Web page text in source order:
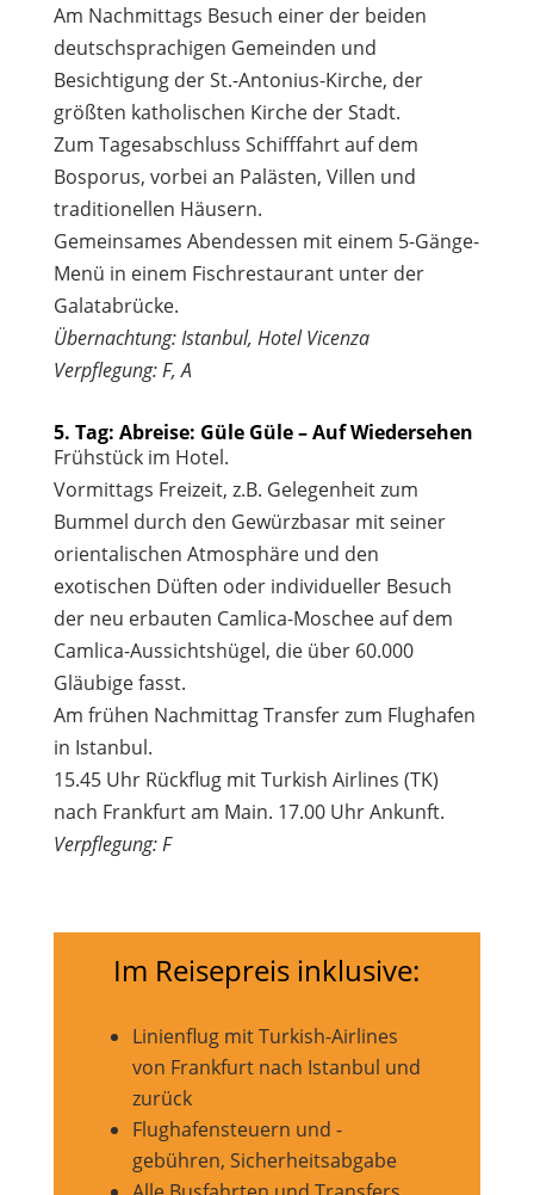
Am Nachmittags Besuch einer der beiden
deutschsprachigen Gemeinden und
Besichtigung der St.-Antonius-Kirche, der
größten katholischen Kirche der Stadt.
Zum Tagesabschluss Schifffahrt auf dem
Bosporus, vorbei an Palästen, Villen und
traditionellen Häusern.
Gemeinsames Abendessen mit einem 5-Gänge-
Menü in einem Fischrestaurant unter der
Galatabrücke.
Übernachtung: Istanbul, Hotel Vicenza
Verpflegung: F, A
5. Tag: Abreise: Güle Güle – Auf Wiedersehen
Frühstück im Hotel.
Vormittags Freizeit, z.B. Gelegenheit zum
Bummel durch den Gewürzbasar mit seiner
orientalischen Atmosphäre und den
exotischen Düften oder individueller Besuch
der neu erbauten Camlica-Moschee auf dem
Camlica-Aussichtshügel, die über 60.000
Gläubige fasst.
Am frühen Nachmittag Transfer zum Flughafen
in Istanbul.
15.45 Uhr Rückflug mit Turkish Airlines (TK)
nach Frankfurt am Main. 17.00 Uhr Ankunft.
Verpflegung: F
Im Reisepreis inklusive:
Linienflug mit Turkish-Airlines
von Frankfurt nach Istanbul und
zurück
Flughafensteuern und -
gebühren, Sicherheitsabgabe